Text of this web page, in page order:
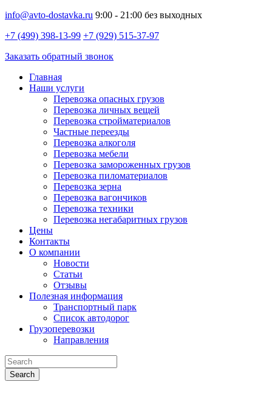
info@avto-dostavka.ru 9:00 - 21:00 без выходных
+7 (499) 398-13-99 +7 (929) 515-37-97
Заказать обратный звонок
Главная
Наши услуги
Перевозка опасных грузов
Перевозка личных вещей
Перевозка стройматериалов
Частные переезды
Перевозка алкоголя
Перевозка мебели
Перевозка замороженных грузов
Перевозка пиломатериалов
Перевозка зерна
Перевозка вагончиков
Перевозка техники
Перевозка негабаритных грузов
Цены
Контакты
О компании
Новости
Статьи
Отзывы
Полезная информация
Транспортный парк
Список автодорог
Грузоперевозки
Направления
Search